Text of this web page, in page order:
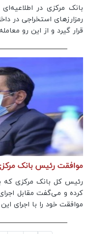
بانک مرکزی در
رمزارزهای استخراجی در
قرار گیرد و از این رو
موافقت رئیس بانک
رئیس کل بانک مرکزی که
کرده و می‌گفت مقابل
موافقت خود را با اجرای